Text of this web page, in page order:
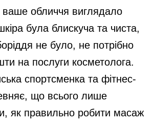
обличчя виглядало
була блискуча та чиста,
не було, не потрібно
на послуги косметолога.
спортсменка та фітнес-
що всього лише
як правильно робити масаж